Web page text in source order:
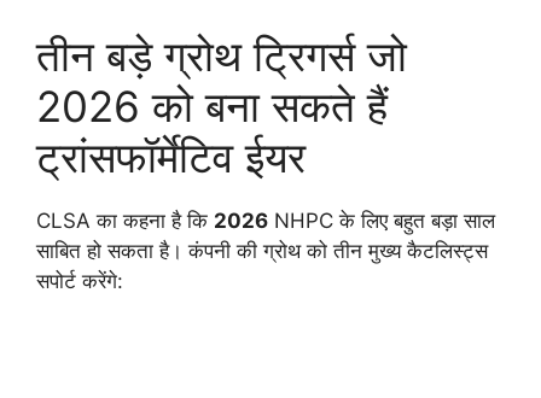
तीन बड़े ग्रोथ ट्रिगर्स जो
2026 को बना सकते हैं
ट्रांसफॉर्मेटिव ईयर
CLSA का कहना है कि 2026 NHPC के लिए बहुत बड़ा साल
साबित हो सकता है। कंपनी की ग्रोथ को तीन मुख्य कैटलिस्ट्स
सपोर्ट करेंगे: